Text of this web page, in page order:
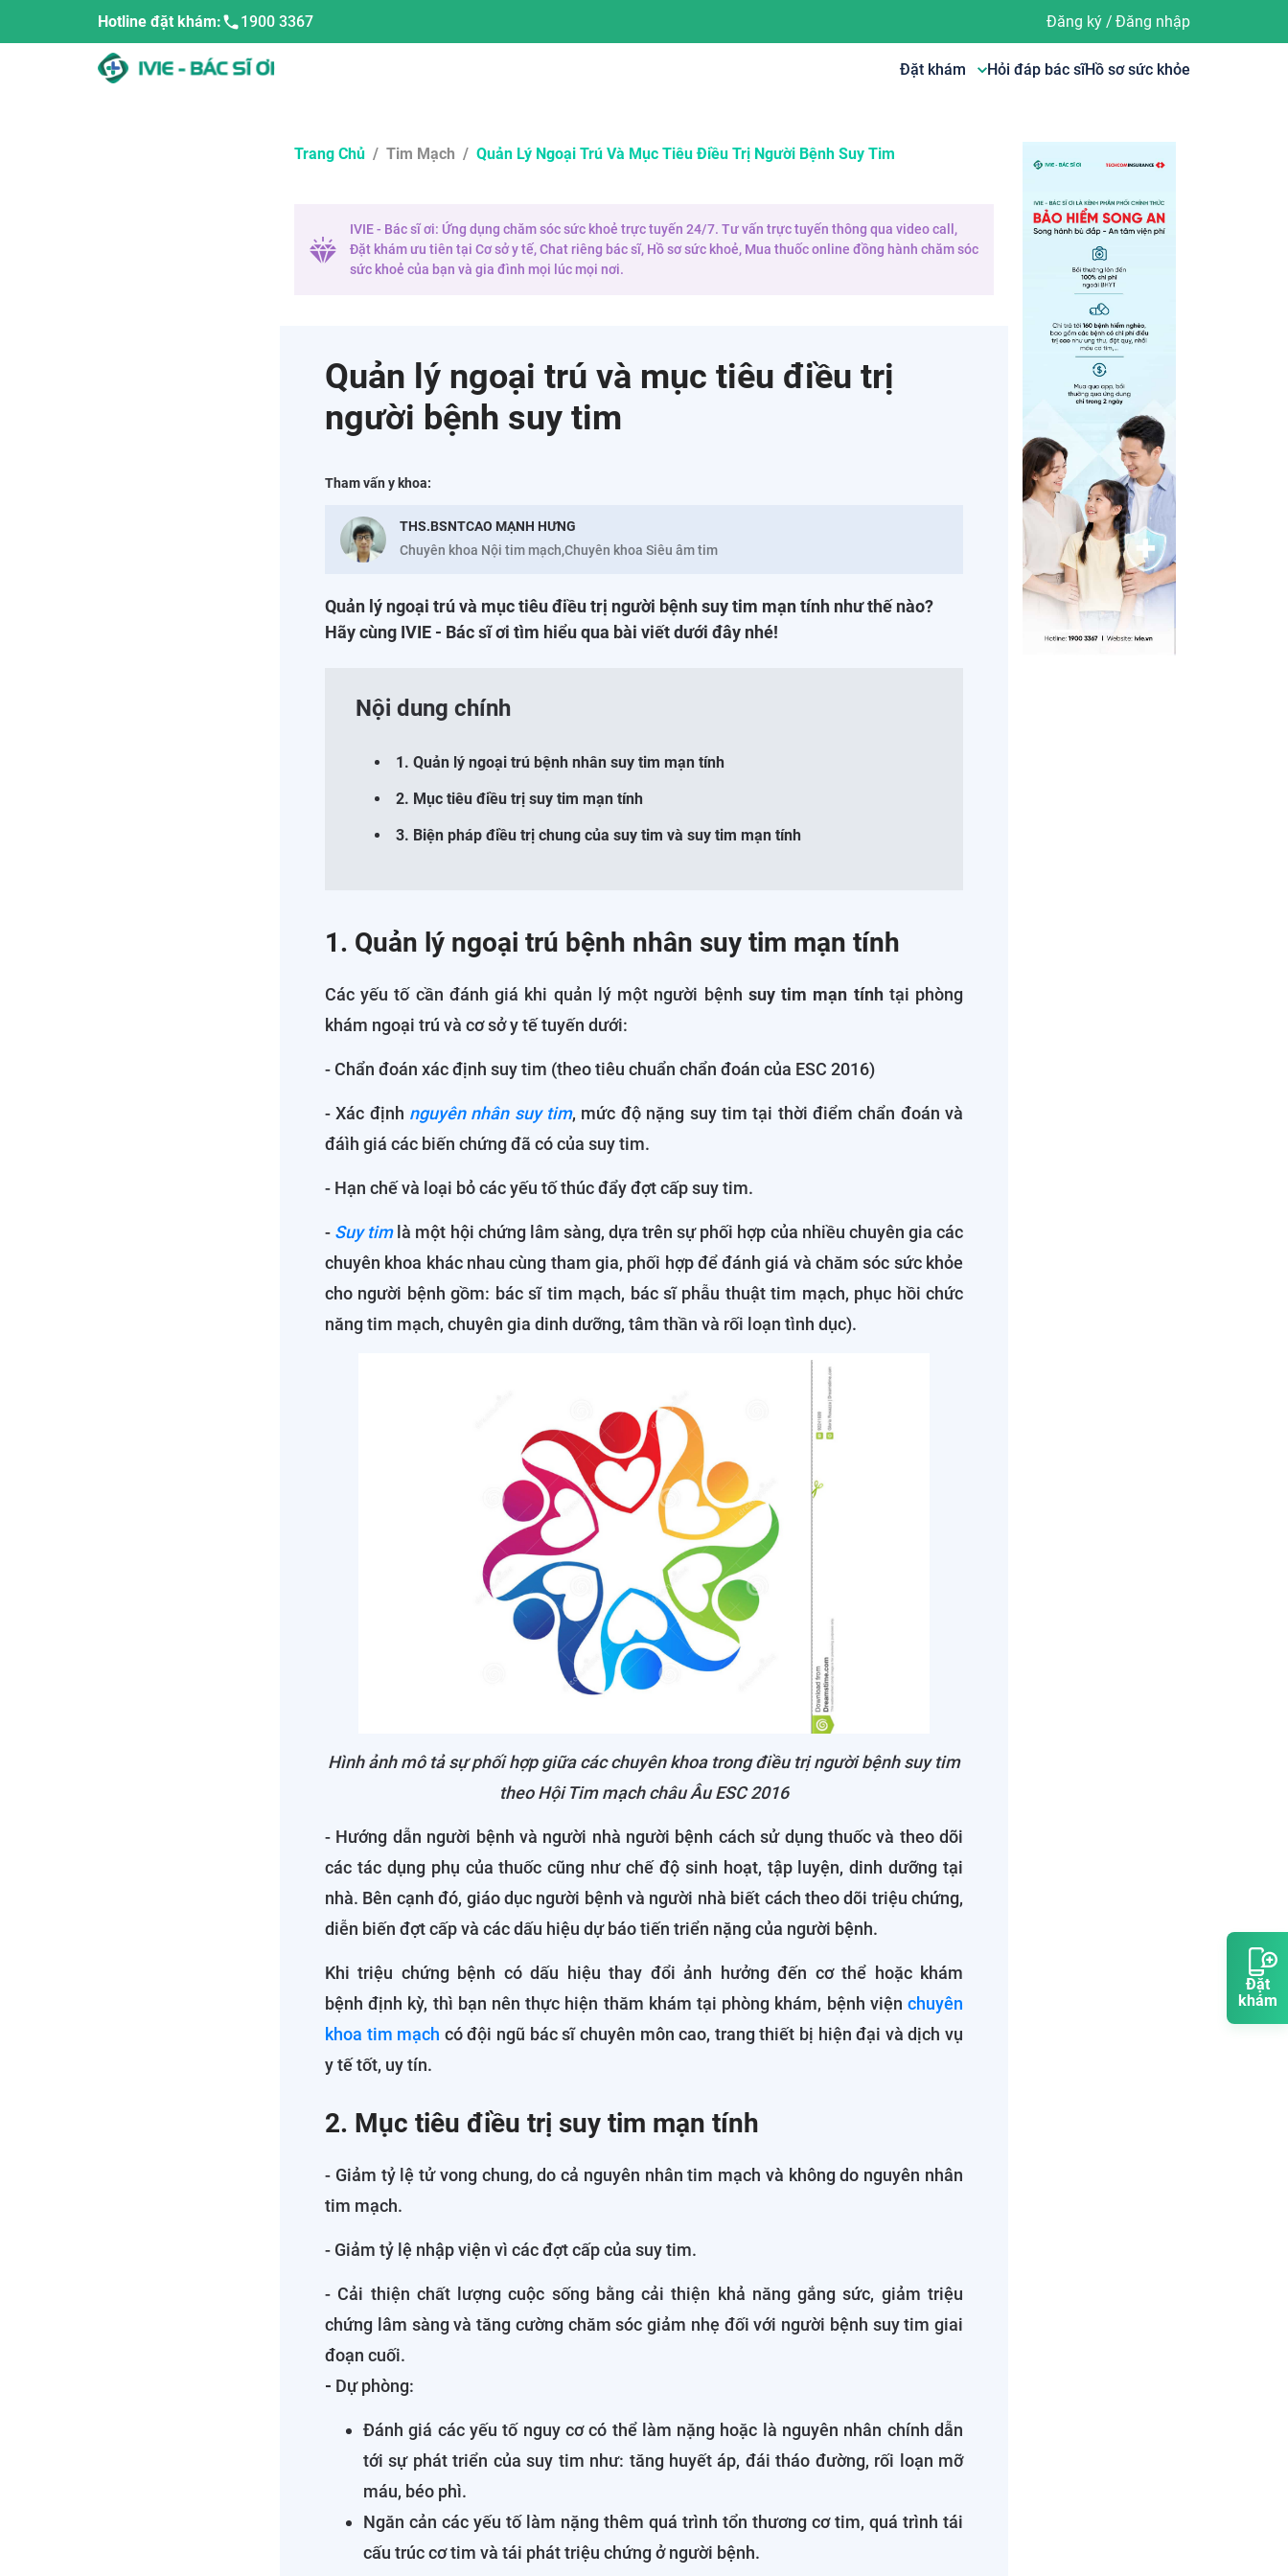
Đặt
khám
Hotline đặt khám: 1900 3367 Đăng ký/ Đăng nhập
Đặt khám Hỏi đáp bác sĩHồ sơ sức khỏe
Trang Chủ / Tim Mạch / Quản Lý Ngoại Trú Và Mục Tiêu Điều Trị Người Bệnh Suy Tim
IVIE - Bác sĩ ơi: Ứng dụng chăm sóc sức khoẻ trực tuyến 24/7. Tư vấn trực tuyến thông qua video call,
Đặt khám ưu tiên tại Cơ sở y tế, Chat riêng bác sĩ, Hồ sơ sức khoẻ, Mua thuốc online đồng hành chăm sóc
sức khoẻ của bạn và gia đình mọi lúc mọi nơi.
Quản lý ngoại trú và mục tiêu điều trị
người bệnh suy tim
Tham vấn y khoa:
THS.BSNTCAO MẠNH HƯNG
Chuyên khoa Nội tim mạch,Chuyên khoa Siêu âm tim
Quản lý ngoại trú và mục tiêu điều trị người bệnh suy tim mạn tính như thế nào?
Hãy cùng IVIE - Bác sĩ ơi tìm hiểu qua bài viết dưới đây nhé!
Nội dung chính
1. Quản lý ngoại trú bệnh nhân suy tim mạn tính
2. Mục tiêu điều trị suy tim mạn tính
3. Biện pháp điều trị chung của suy tim và suy tim mạn tính
1. Quản lý ngoại trú bệnh nhân suy tim mạn tính
Các yếu tố cần đánh giá khi quản lý một người bệnh suy tim mạn tínhtại phòng
khám ngoại trú và cơ sở y tế tuyến dưới:
- Chẩn đoán xác định suy tim (theo tiêu chuẩn chẩn đoán của ESC 2016)
- Xác định nguyên nhân suy tim, mức độ nặng suy tim tại thời điểm chẩn đoán và
đáìh giá các biến chứng đã có của suy tim.
- Hạn chế và loại bỏ các yếu tố thúc đẩy đợt cấp suy tim.
- Suy timlà một hội chứng lâm sàng, dựa trên sự phối hợp của nhiều chuyên gia các
chuyên khoa khác nhau cùng tham gia, phối hợp để đánh giá và chăm sóc sức khỏe
cho người bệnh gồm: bác sĩ tim mạch, bác sĩ phẫu thuật tim mạch, phục hồi chức
năng tim mạch, chuyên gia dinh dưỡng, tâm thần và rối loạn tình dục).
Hình ảnh mô tả sự phối hợp giữa các chuyên khoa trong điều trị người bệnh suy tim
theo Hội Tim mạch châu Âu ESC 2016
- Hướng dẫn người bệnh và người nhà người bệnh cách sử dụng thuốc và theo dõi
các tác dụng phụ của thuốc cũng như chế độ sinh hoạt, tập luyện, dinh dưỡng tại
nhà. Bên cạnh đó, giáo dục người bệnh và người nhà biết cách theo dõi triệu chứng,
diễn biến đợt cấp và các dấu hiệu dự báo tiến triển nặng của người bệnh.
Khi triệu chứng bệnh có dấu hiệu thay đổi ảnh hưởng đến cơ thể hoặc khám
bệnh định kỳ, thì bạn nên thực hiện thăm khám tại phòng khám, bệnh viện chuyên
khoa tim mạch có đội ngũ bác sĩ chuyên môn cao, trang thiết bị hiện đại và dịch vụ
y tế tốt, uy tín.
2. Mục tiêu điều trị suy tim mạn tính
- Giảm tỷ lệ tử vong chung, do cả nguyên nhân tim mạch và không do nguyên nhân
tim mạch.
- Giảm tỷ lệ nhập viện vì các đợt cấp của suy tim.
- Cải thiện chất lượng cuộc sống bằng cải thiện khả năng gắng sức, giảm triệu
chứng lâm sàng và tăng cường chăm sóc giảm nhẹ đối với người bệnh suy tim giai
đoạn cuối.
- Dự phòng:
Đánh giá các yếu tố nguy cơ có thể làm nặng hoặc là nguyên nhân chính dẫn
tới sự phát triển của suy tim như: tăng huyết áp, đái tháo đường, rối loạn mỡ
máu, béo phì.
Ngăn cản các yếu tố làm nặng thêm quá trình tổn thương cơ tim, quá trình tái
cấu trúc cơ tim và tái phát triệu chứng ở người bệnh.